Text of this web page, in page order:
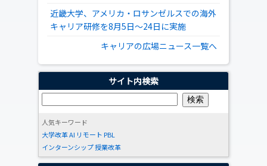
近畿大学、アメリカ・ロサンゼルスでの海外
キャリア研修を8月5日～24日に実施
キャリアの広場ニュース一覧へ
サイト内検索
人気キーワード
大学改革AI リモート PBL
インターンシップ授業改革